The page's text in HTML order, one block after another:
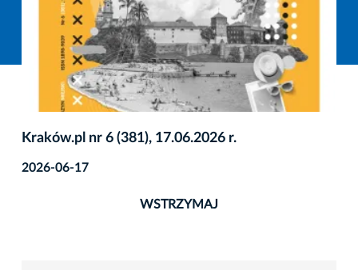
Kraków.pl nr 6 (381), 17.06.2026 r.
2026-06-17
WSTRZYMAJ